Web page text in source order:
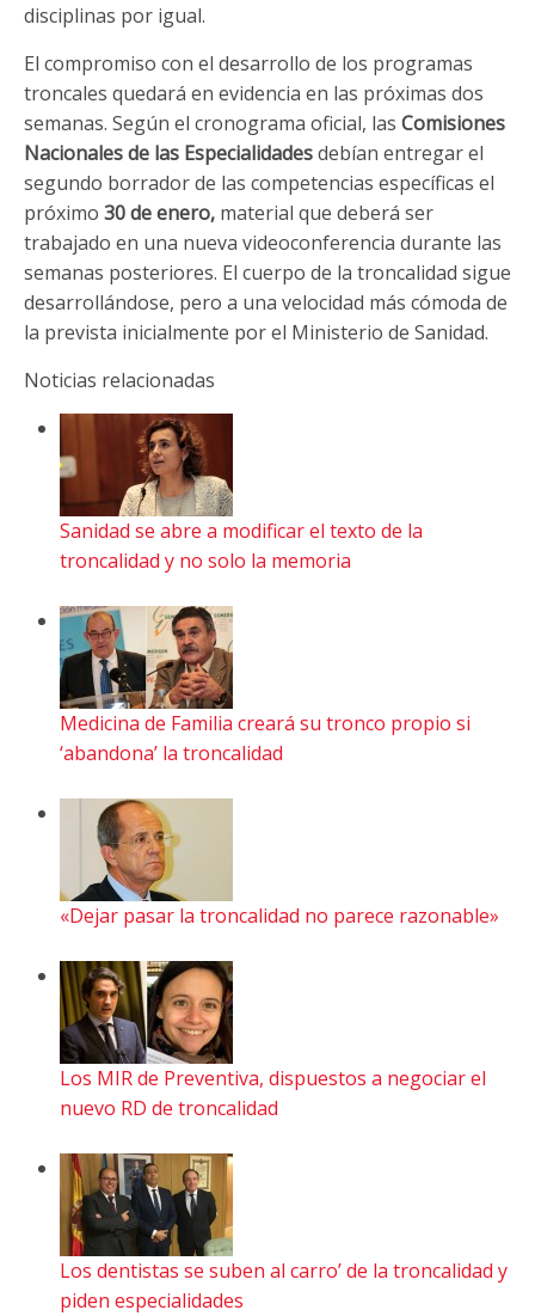
disciplinas por igual.
El compromiso con el desarrollo de los programas
troncales quedará en evidencia en las próximas dos
semanas. Según el cronograma oficial, las Comisiones
Nacionales de las Especialidadesdebían entregar el
segundo borrador de las competencias específicas el
próximo 30 de enero, material que deberá ser
trabajado en una nueva videoconferencia durante las
semanas posteriores. El cuerpo de la troncalidad sigue
desarrollándose, pero a una velocidad más cómoda de
la prevista inicialmente por el Ministerio de Sanidad.
Noticias relacionadas
Sanidad se abre a modificar el texto de la
troncalidad y no solo la memoria
Medicina de Familia creará su tronco propio si
‘abandona’ la troncalidad
«Dejar pasar la troncalidad no parece razonable»
Los MIR de Preventiva, dispuestos a negociar el
nuevo RD de troncalidad
Los dentistas se suben al carro’ de la troncalidad y
piden especialidades